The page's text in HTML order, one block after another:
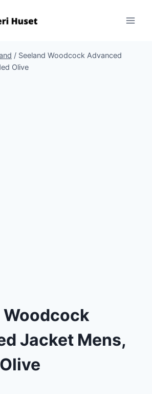
/ Seeland Woodcock Advanced
Olive
Woodcock
Jacket Mens,